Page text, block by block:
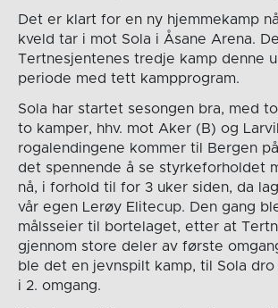
Det er klart for en ny hjemmekamp
kveld tar i mot Sola i Åsane Arena.
Tertnesjentenes tredje kamp denne
periode med tett kampprogram.
Sola har startet sesongen bra, med
to kamper, hhv. mot Aker (B) og
rogalendingene kommer til Bergen
det spennende å se styrkeforholdet
nå, i forhold til for 3 uker siden, da
vår egen Lerøy Elitecup. Den gang
målsseier til bortelaget, etter at
gjennom store deler av første
ble det en jevnspilt kamp, til Sola
i 2. omgang.